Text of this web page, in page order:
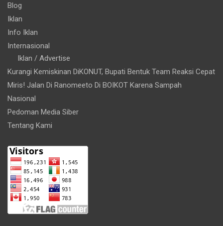
Blog
Iklan
Info Iklan
Internasional
Iklan / Advertise
Kurangi Kemiskinan DiKONUT, Bupati Bentuk Team Reaksi Cepat
Miris! Jalan Di Ranomeeto Di BOIKOT Karena Sampah
Nasional
Pedoman Media Siber
Tentang Kami